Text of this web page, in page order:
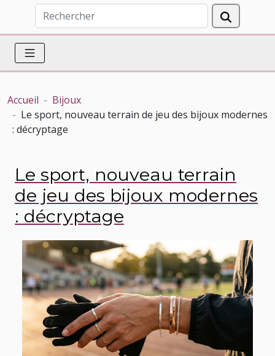
Accueil
Bijoux
Le sport, nouveau terrain de jeu des bijoux modernes
: décryptage
Le sport, nouveau terrain
de jeu des bijoux modernes
: décryptage